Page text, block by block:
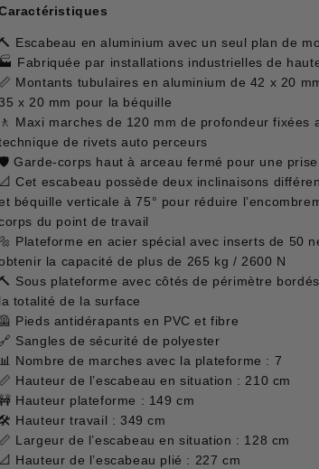
🔨 Escabeau en aluminium avec un seul plan de
🏭 Fabriquée par installations industrielles de
📏 Montants tubulaires en aluminium de 42 x 20
x 20 mm pour la béquille
🚶 Maxi marches de 120 mm de profondeur fixées
de rivets auto perceurs
🛡 Garde-corps haut à arceau fermé pour une
📐 Cet escabeau possède deux inclinaisons
béquille verticale à 75° pour réduire
du point de travail
🔩 Plateforme en acier spécial avec inserts de 50
la capacité de plus de 265 kg / 2600 N
🔨 Sous plateforme avec côtés de périmètre
la totalité de la surface
🦺 Pieds antidérapants en PVC et fibre
🔗 Sangles de sécurité de polyester
📊 Nombre de marches avec la plateforme : 7
📏 Hauteur de l’escabeau en situation : 210 cm
Hauteur plateforme : 149 cm
🛠 Hauteur travail : 349 cm
📏 Largeur de l’escabeau en situation : 128 cm
📐 Hauteur de l’escabeau plié : 227 cm